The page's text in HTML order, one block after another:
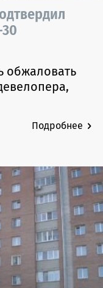
обжаловать
Подробнее